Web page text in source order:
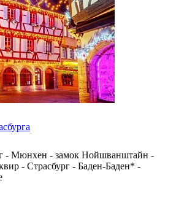
- Мюнхен - замок Нойшванштайн -
- Страсбург - Баден-Баден* -